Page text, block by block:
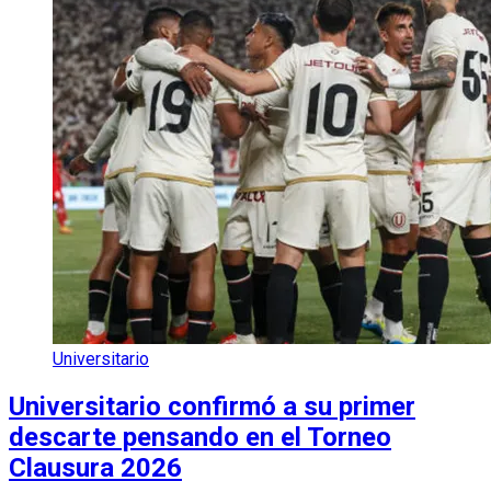
Universitario
Universitario confirmó a su primer
descarte pensando en el Torneo
Clausura 2026